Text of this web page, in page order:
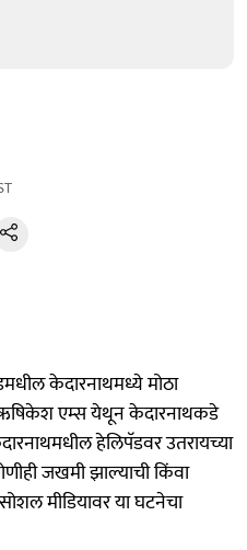
केदारनाथमध्ये मोठा
एम्स येथून केदारनाथकडे
हेलिपॅडवर उतरायच्या
जखमी झाल्याची किंवा
सोशल मीडियावर या घटनेचा